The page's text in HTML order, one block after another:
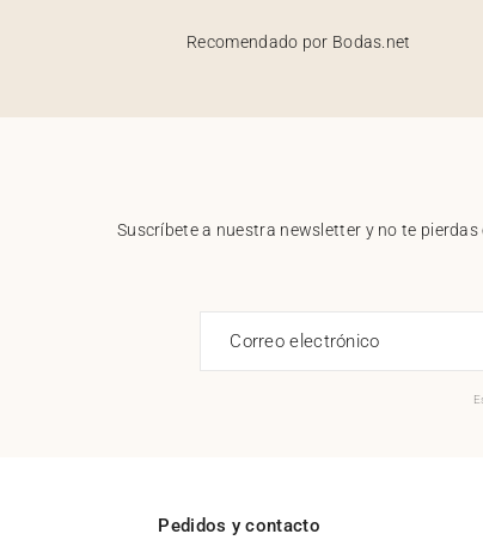
Recomendado por Bodas.net
Suscríbete a nuestra newsletter y no te
Correo electrónico
Pedidos y contacto